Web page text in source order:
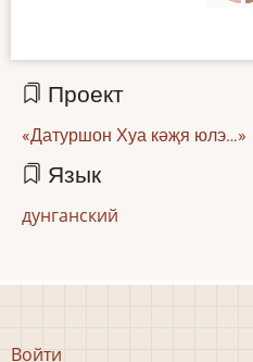
Проект
«Датуршон Хуа кәҗя юлэ…»
Язык
дунганский
Меню
Войти